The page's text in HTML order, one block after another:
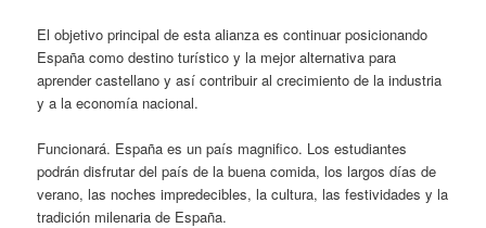
El objetivo principal de esta alianza es continuar posicionando
España como destino turístico y la mejor alternativa para
aprender castellano y así contribuir al crecimiento de la industria
y a la economía nacional.
Funcionará. España es un país magnifico. Los estudiantes
podrán disfrutar del país de la buena comida, los largos días de
verano, las noches impredecibles, la cultura, las festividades y la
tradición milenaria de España.